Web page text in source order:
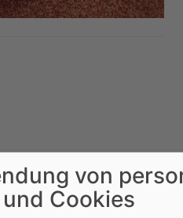
welches in
mit den Kindern
Bildungsbereiche
von
Cookies